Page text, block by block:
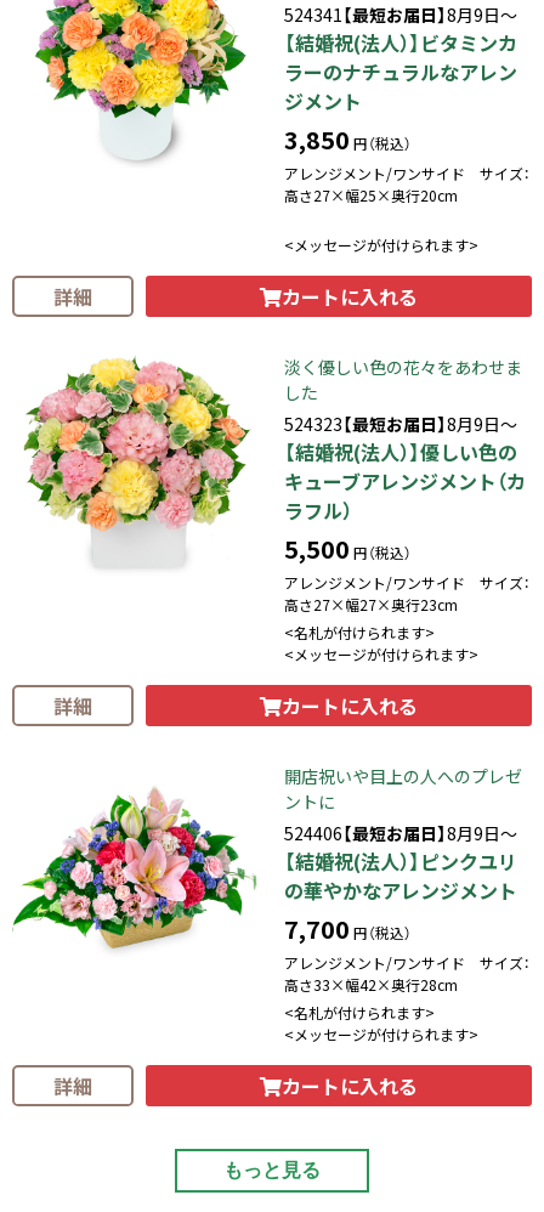
524341【最短お届日】8月9日～
【結婚祝(法人）】ビタミンカ
ラーのナチュラルなアレン
ジメント
3,850 円（税込）
アレンジメント/ワンサイド サイズ：
高さ27×幅25×奥行20cm
<メッセージが付けられます>
詳細 カートに入れる
淡く優しい色の花々をあわせま
した
524323【最短お届日】8月9日～
【結婚祝(法人）】優しい色の
キューブアレンジメント（カ
ラフル）
5,500 円（税込）
アレンジメント/ワンサイド サイズ：
高さ27×幅27×奥行23cm
<名札が付けられます>
<メッセージが付けられます>
詳細 カートに入れる
開店祝いや目上の人へのプレゼ
ントに
524406【最短お届日】8月9日～
【結婚祝(法人）】ピンクユリ
の華やかなアレンジメント
7,700 円（税込）
アレンジメント/ワンサイド サイズ：
高さ33×幅42×奥行28cm
<名札が付けられます>
<メッセージが付けられます>
詳細 カートに入れる
もっと見る